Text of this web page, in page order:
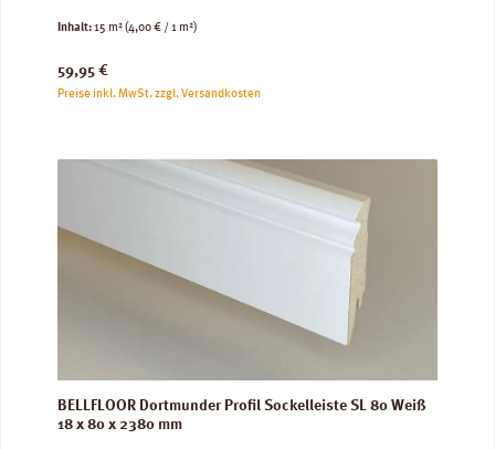
Inhalt:15 m²(4,00 € / 1 m²)
Regulärer Preis:
59,95 €
Preise inkl. MwSt. zzgl. Versandkosten
BELLFLOOR Dortmunder Profil Sockelleiste SL 80 Weiß
18 x 80 x 2380 mm